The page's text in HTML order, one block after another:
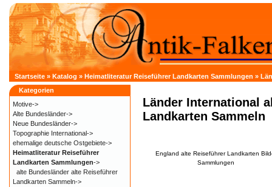
Startseite » Katalog » Heimatliteratur Reiseführer Landkarten Sammlungen »
Länder International
Landkarten Sammeln
England alte Reiseführer Landkarten
Sammlungen
Kategorien
Motive->
Alte Bundesländer->
Neue Bundesländer->
Topographie International->
ehemalige deutsche Ostgebiete->
Heimatliteratur Reiseführer
Landkarten Sammlungen->
alte Bundesländer alte Reiseführer
Landkarten Sammeln->